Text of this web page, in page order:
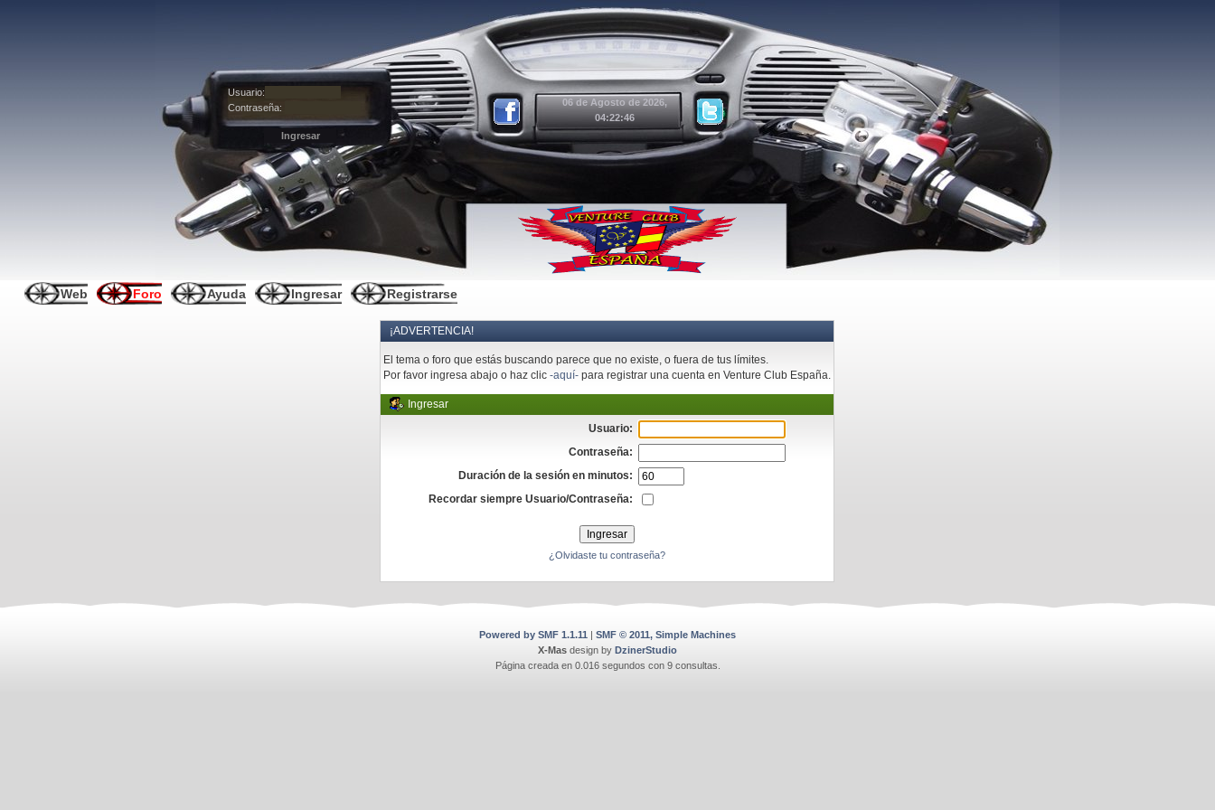
06 de Agosto de 2026,
04:22:46
Usuario:
Contraseña:
Web Foro Ayuda Ingresar Registrarse
¡ADVERTENCIA!
El tema o foro que estás buscando parece que no existe, o fuera de tus límites.
Por favor ingresa abajo o haz clic-aquí- para registrar una cuenta en Venture Club España.
Ingresar
Usuario:
Contraseña:
Duración de la sesión en minutos:
Recordar siempre Usuario/Contraseña:
¿Olvidaste tu contraseña?
Powered by SMF 1.1.11 | SMF © 2011, Simple Machines
X-Mas design by DzinerStudio
Página creada en 0.016 segundos con 9 consultas.